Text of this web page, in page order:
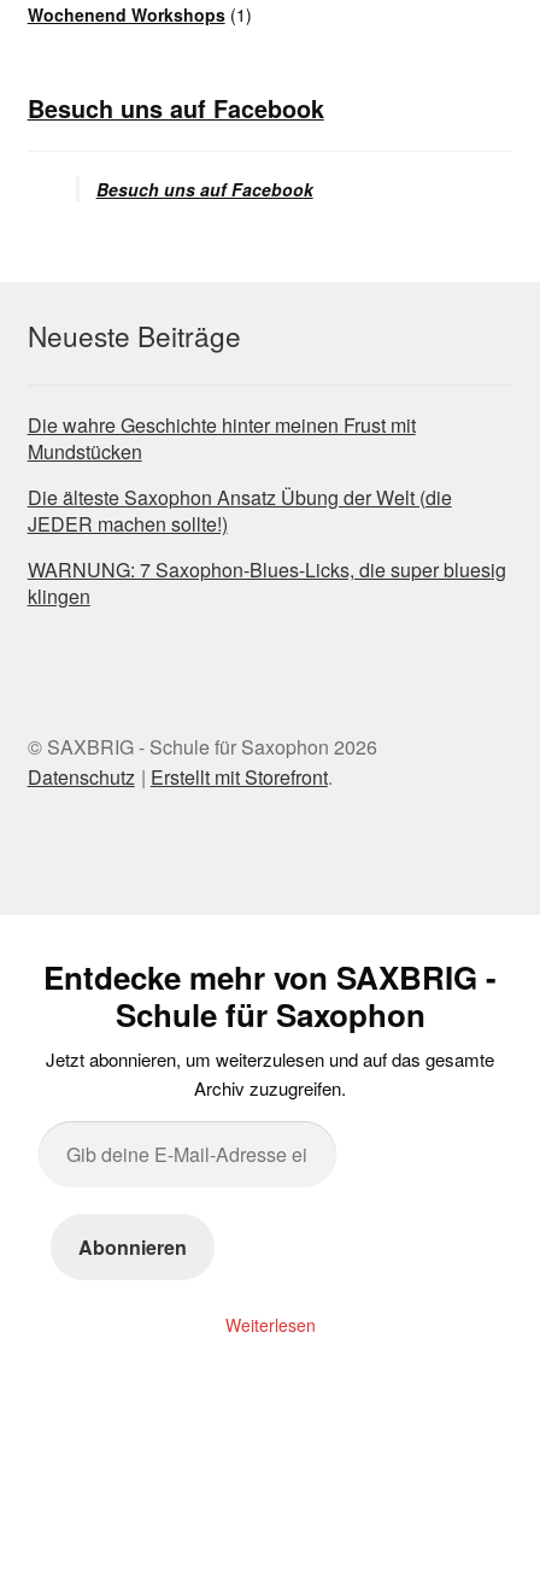
Wochenend Workshops(1)
Besuch uns auf Facebook
Besuch uns auf Facebook
Neueste Beiträge
Die wahre Geschichte hinter meinen Frust mit
Mundstücken
Die älteste Saxophon Ansatz Übung der Welt (die
JEDER machen sollte!)
WARNUNG: 7 Saxophon-Blues-Licks, die super bluesig
klingen
© SAXBRIG - Schule für Saxophon 2026
Datenschutz
Erstellt mit Storefront.
Entdecke mehr von SAXBRIG -
Schule für Saxophon
Jetzt abonnieren, um weiterzulesen und auf das gesamte
Archiv zuzugreifen.
Gib
deine
AdresseAbonnieren
Weiterlesen